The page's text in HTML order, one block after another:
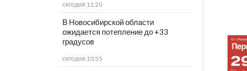
сегодня 11:20
В Новосибирской области
ожидается потепление до +33
градусов
сегодня 10:55